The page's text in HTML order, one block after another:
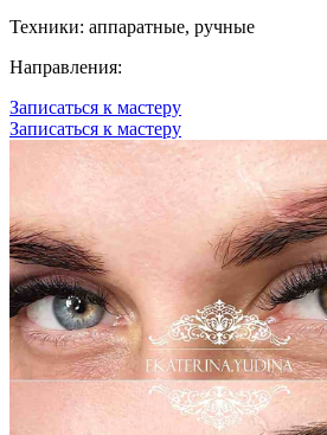
Техники: аппаратные, ручные
Направления:
Записаться к мастеру
Записаться к мастеру